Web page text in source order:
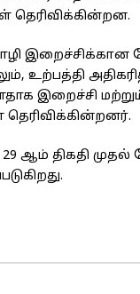
தெரிவிக்கின்றன.
இறைச்சிக்கான
உற்பத்தி
இறைச்சி
ஆம் திகதி முதல்